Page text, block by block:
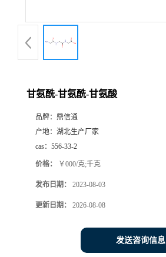
甘氨酰-甘氨酰-甘氨酸
品牌： 鼎信通
产地： 湖北生产厂家
cas： 556-33-2
价格： ￥000/克;千克
发布日期： 2023-08-03
更新日期： 2026-08-08
发送咨询信息